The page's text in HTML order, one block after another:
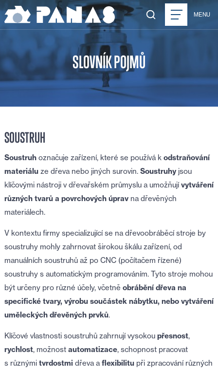
MENU
SLOVNÍK POJMŮ
SOUSTRUH
Soustruhoznačuje zařízení, které se používá k odstraňování
materiáluze dřeva nebo jiných surovin. Soustruhyjsou
klíčovými nástroji v dřevařském průmyslu a umožňujívytváření
různých tvarů a povrchových úpravna dřevěných
materiálech.
V kontextu firmy specializující se na dřevoobráběcí stroje by
soustruhy mohly zahrnovat širokou škálu zařízení, od
manuálních soustruhů až po CNC (počítačem řízené)
soustruhy s automatickým programováním. Tyto stroje mohou
být určeny pro různé účely, včetně obrábění dřeva na
specifické tvary, výrobu součástek nábytku, nebo vytváření
uměleckých dřevěných prvků.
Klíčové vlastnosti soustruhů zahrnují vysokou přesnost,
rychlost, možnost automatizace, schopnost pracovat
s různými tvrdostmi dřeva a flexibilitu při zpracování různých